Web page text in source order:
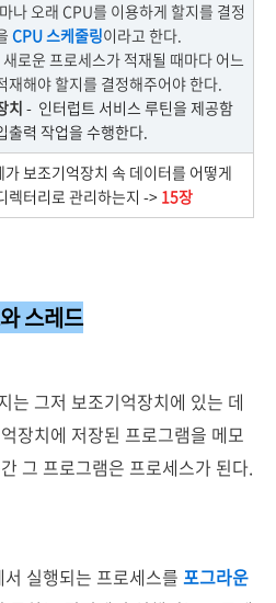
나 오래 CPU를 이용하게 할지를 결정
CPU 스케줄링이라고 한다.
로운 프로세스가 적재될 때마다 어느
재해야 할지를 결정해주어야 한다.
치 - 인터럽트 서비스 루틴을 제공함
출력 작업을 수행한다.
가 보조기억장치 속 데이터를 어떻게
렉터리로 관리하는지 -> 15장
스레드
는 그저 보조기억장치에 있는 데
장치에 저장된 프로그램을 메모
그 프로그램은 프로세스가 된다.
실행되는 프로세스를 포그라운